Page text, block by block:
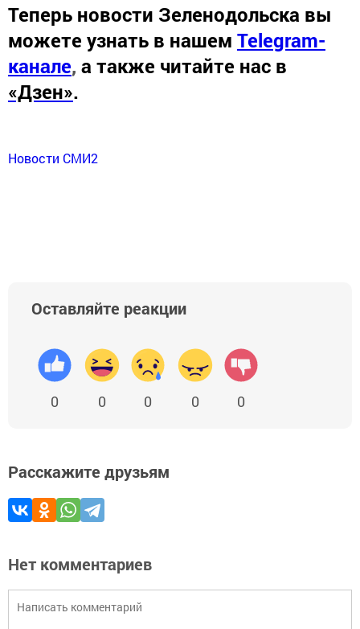
Теперь новости Зеленодольска вы
можете узнать в нашем Telegram-
канале, а также читайте нас в
«Дзен».
Новости СМИ2
Оставляйте реакции
0 0 0 0 0
Расскажите друзьям
Нет комментариев